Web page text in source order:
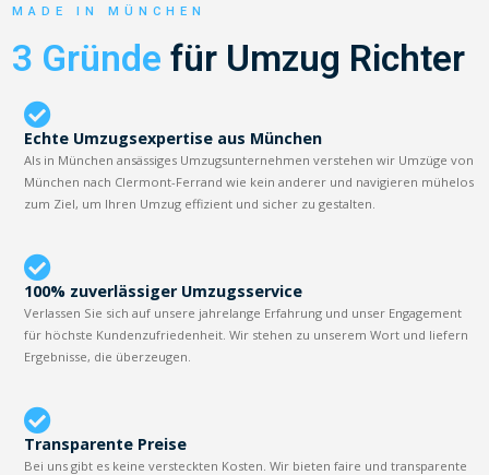
MADE IN MÜNCHEN
3 Gründe für Umzug Richter
Echte Umzugsexpertise aus München
Als in München ansässiges Umzugsunternehmen verstehen wir Umzüge von
München nach Clermont-Ferrand wie kein anderer und navigieren mühelos
zum Ziel, um Ihren Umzug effizient und sicher zu gestalten.
100% zuverlässiger Umzugsservice
Verlassen Sie sich auf unsere jahrelange Erfahrung und unser Engagement
für höchste Kundenzufriedenheit. Wir stehen zu unserem Wort und liefern
Ergebnisse, die überzeugen.
Transparente Preise
Bei uns gibt es keine versteckten Kosten. Wir bieten faire und transparente